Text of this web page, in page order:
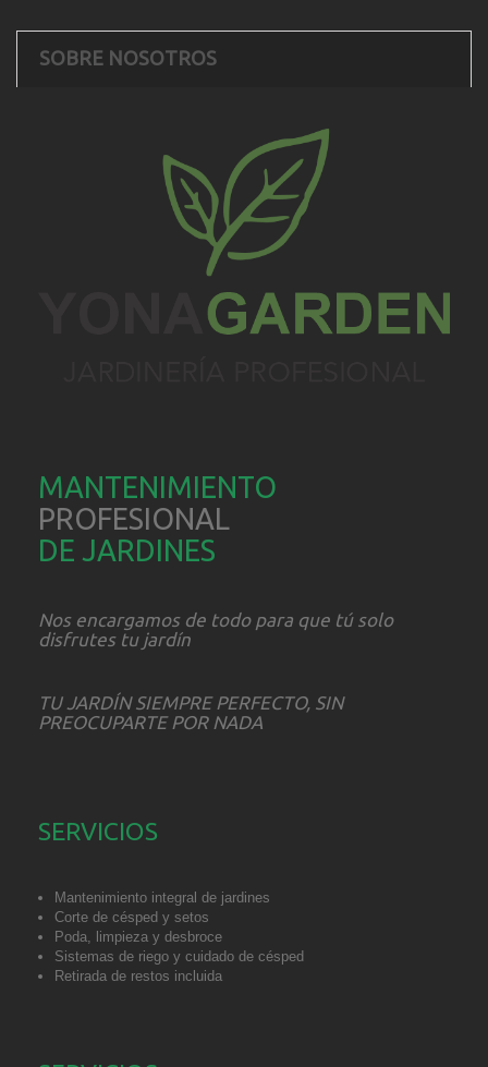
SOBRE NOSOTROS
MANTENIMIENTO
PROFESIONAL
DE JARDINES
Nos encargamos de todo para que tú solo
disfrutes tu jardín
TU JARDÍN SIEMPRE PERFECTO, SIN
PREOCUPARTE POR NADA
SERVICIOS
Mantenimiento integral de jardines
Corte de césped y setos
Poda, limpieza y desbroce
Sistemas de riego y cuidado de césped
Retirada de restos incluida